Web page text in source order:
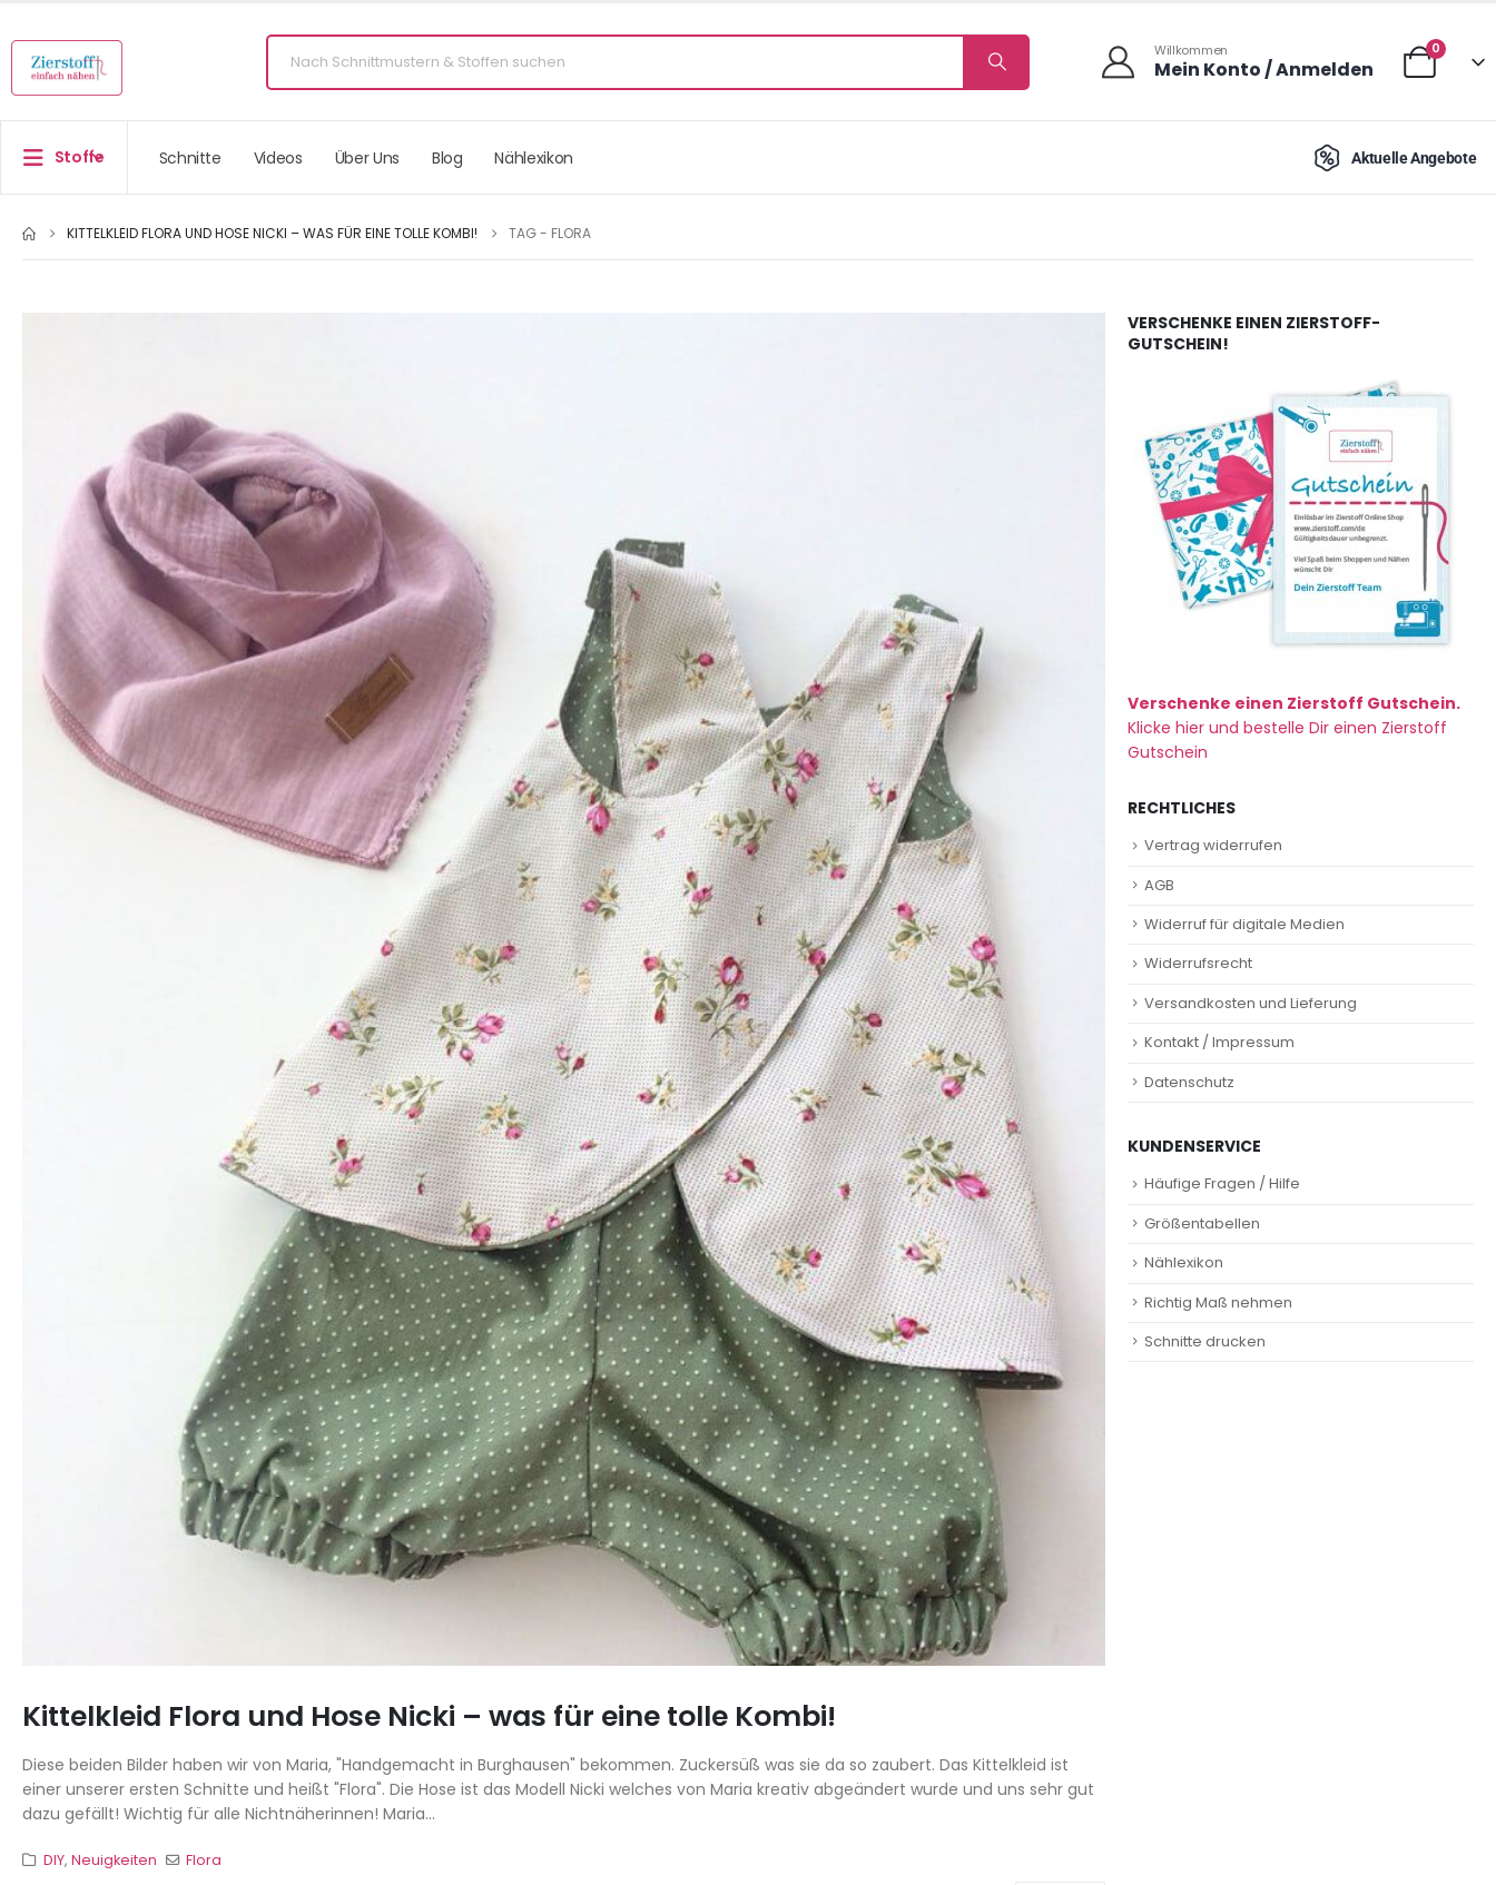
Willkommen
Mein Konto / Anmelden
0
Stoffe Schnitte Videos Über Uns Blog Nählexikon Aktuelle Angebote
KITTELKLEID FLORA UND HOSE NICKI – WAS FÜR EINE TOLLE KOMBI! TAG - FLORA
Kittelkleid Flora und Hose Nicki – was für eine tolle Kombi!
Diese beiden Bilder haben wir von Maria, "Handgemacht in Burghausen" bekommen. Zuckersüß was sie da so zaubert. Das Kittelkleid ist
einer unserer ersten Schnitte und heißt "Flora". Die Hose ist das Modell Nicki welches von Maria kreativ abgeändert wurde und uns sehr gut
dazu gefällt! Wichtig für alle Nichtnäherinnen! Maria...
DIY, Neuigkeiten Flora
VERSCHENKE EINEN ZIERSTOFF-
GUTSCHEIN!
Verschenke einen Zierstoff Gutschein.
Klicke hier und bestelle Dir einen Zierstoff
Gutschein
RECHTLICHES
Vertrag widerrufen
AGB
Widerruf für digitale Medien
Widerrufsrecht
Versandkosten und Lieferung
Kontakt / Impressum
Datenschutz
KUNDENSERVICE
Häufige Fragen / Hilfe
Größentabellen
Nählexikon
Richtig Maß nehmen
Schnitte drucken